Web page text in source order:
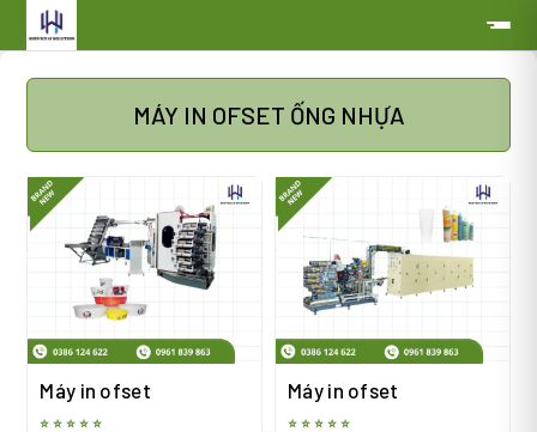
MÁY IN OFSET ỐNG NHỰA
Máy in ofset
⭐ ⭐ ⭐ ⭐ ⭐
Máy in ofset
⭐ ⭐ ⭐ ⭐ ⭐